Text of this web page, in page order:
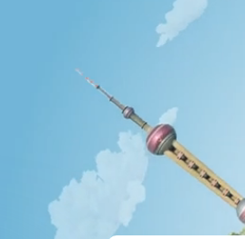
ביטוח חו"ל לתחרויות ספורט
ביטוח נסיעות לתרמילאים
ביטוח נסיעות עסקיות
ביטוח נסיעות לשייט הפלגה